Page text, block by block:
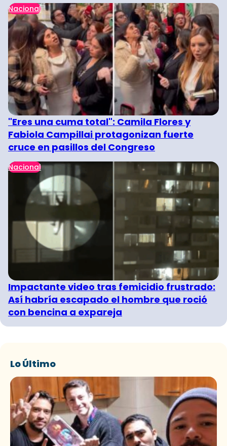
Nacional
"Eres una cuma total": Camila Flores y
Fabiola Campillai protagonizan fuerte
cruce en pasillos del Congreso
Nacional
Impactante video tras femicidio frustrado:
Así habría escapado el hombre que roció
con bencina a expareja
Lo Último